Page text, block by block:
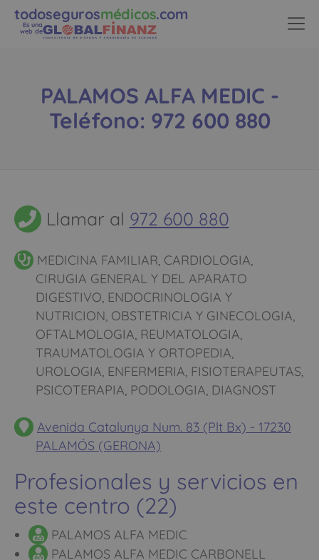
todosegurosmédicos.com
Es una
web de
PALAMOS ALFA MEDIC -
Teléfono: 972 600 880
Llamar al 972 600 880
MEDICINA FAMILIAR, CARDIOLOGIA,
CIRUGIA GENERAL Y DEL APARATO
DIGESTIVO, ENDOCRINOLOGIA Y
NUTRICION, OBSTETRICIA Y GINECOLOGIA,
OFTALMOLOGIA, REUMATOLOGIA,
TRAUMATOLOGIA Y ORTOPEDIA,
UROLOGIA, ENFERMERIA, FISIOTERAPEUTAS,
PSICOTERAPIA, PODOLOGIA, DIAGNOST
Avenida Catalunya Num. 83 (Plt Bx) - 17230
PALAMÓS (GERONA)
Profesionales y servicios en
este centro (22)
PALAMOS ALFA MEDIC
PALAMOS ALFA MEDIC CARBONELL